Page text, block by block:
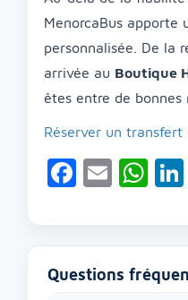
MenorcaBus apporte
personnalisée. De la
arrivée au Boutique
êtes entre de bonnes
Réserver un transfert
Email
Questions